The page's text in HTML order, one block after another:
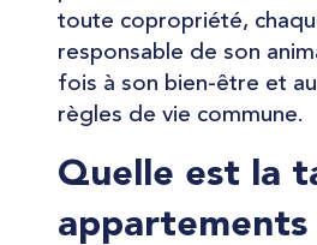
toute copropriété,
responsable de son
fois à son bien-être et
règles de vie commune.
Quelle est la
appartements